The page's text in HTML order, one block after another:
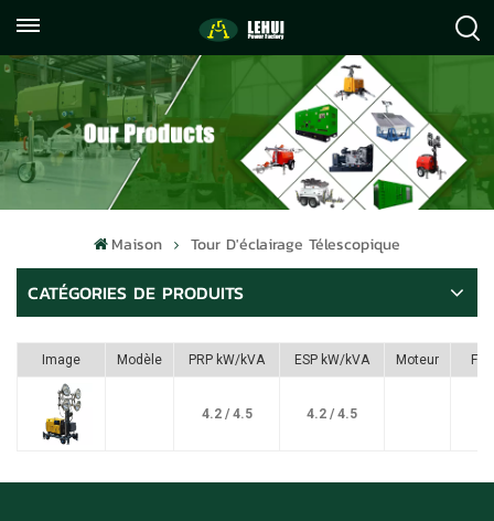
059122071372
info@lehuipowerfactory.com
Maison Tour D'éclairage Télescopique
CATÉGORIES DE PRODUITS
Image Modèle PRP kW/kVA ESP kW/kVA Moteur
4.2 / 4.5 4.2 / 4.5